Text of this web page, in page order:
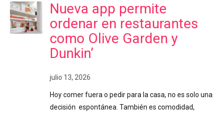
Nueva app permite
ordenar en restaurantes
como Olive Garden y
Dunkin’
julio 13, 2026
Hoy comer fuera o pedir para la casa, no es solo una
decisión espontánea. También es comodidad,